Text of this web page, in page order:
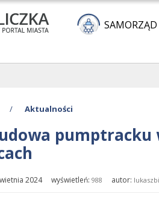
SAMORZĄD
/ Aktualności
pumptracku
2024 wyświetleń: 988 autor: